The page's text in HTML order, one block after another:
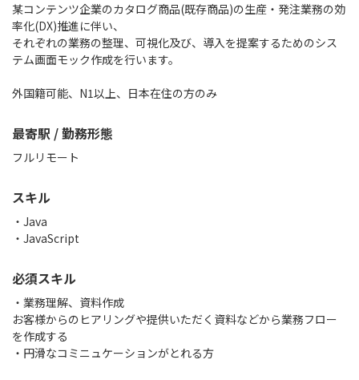
某コンテンツ企業のカタログ商品(既存商品)の生産・発注業務の効
率化(DX)推進に伴い、
それぞれの業務の整理、可視化及び、導入を提案するためのシス
テム画面モック作成を行います。
外国籍可能、N1以上、日本在住の方のみ
最寄駅 / 勤務形態
フルリモート
スキル
Java
JavaScript
必須スキル
・業務理解、資料作成
お客様からのヒアリングや提供いただく資料などから業務フロー
を作成する
・円滑なコミニュケーションがとれる方